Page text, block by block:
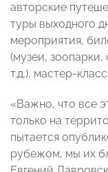
авторские
туры выходного
мероприятия,
(музеи,
т.д.), мастер-
«Важно, что все
только на
пытается
рубежом, мы их